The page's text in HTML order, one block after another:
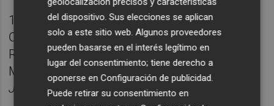
10.30 h.
Ofrenda en el Monumento a la Huerta de las
Reinas de la Huerta de Murcia, Angela
Muñoz (Mayor) y Leonor Antón (infantil)
Jardín del Salitre.
del dispositivo. Sus elecciones se aplican
solo a este sitio web. Algunos proveedores
pueden basarse en el interés legítimo en
lugar del consentimiento; tiene derecho a
oponerse enConfiguración de publicidad.
Puede retirar su consentimiento en